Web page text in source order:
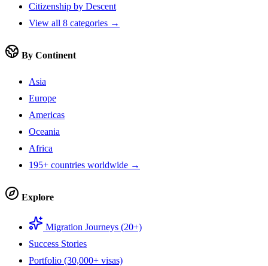
Citizenship by Descent
View all 8 categories →
By Continent
Asia
Europe
Americas
Oceania
Africa
195+ countries worldwide →
Explore
Migration Journeys (20+)
Success Stories
Portfolio (30,000+ visas)